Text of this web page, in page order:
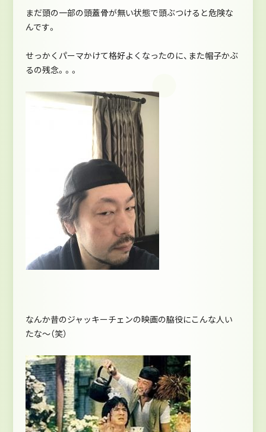
まだ頭の一部の頭蓋骨が無い状態で頭ぶつけると危険な
んです。
せっかくパーマかけて格好よくなったのに、また帽子かぶ
るの残念。。。
なんか昔のジャッキーチェンの映画の脇役にこんな人い
たな～（笑）